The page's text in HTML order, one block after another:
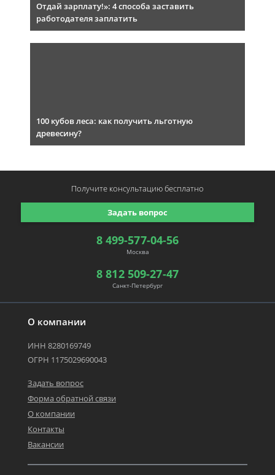
Отдай зарплату!»: 4 способа заставить
работодателя заплатить
100 кубов леса: как получить льготную
древесину?
О компании
ИНН 8280169749
ОГРН 1175029690043
Задать вопрос
Форма обратной связи
О компании
Контакты
Вакансии
8 499-577-04-56
Москва
8 812 509-27-47
Санкт-Петербург
Задать вопрос
Получите консультациюбесплатно